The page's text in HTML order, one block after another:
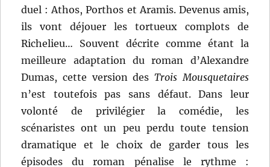
duel : Athos, Porthos et Aramis. Devenus amis,
ils vont déjouer les tortueux complots de
Richelieu… Souvent décrite comme étant la
meilleure adaptation du roman d’Alexandre
Dumas, cette version des Trois Mousquetaires
n’est toutefois pas sans défaut. Dans leur
volonté de privilégier la comédie, les
scénaristes ont un peu perdu toute tension
dramatique et le choix de garder tous les
épisodes du roman pénalise le rythme :